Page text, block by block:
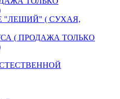
"ЛЕШИЙ" ( СУХАЯ,
( ПРОДАЖА ТОЛЬКО